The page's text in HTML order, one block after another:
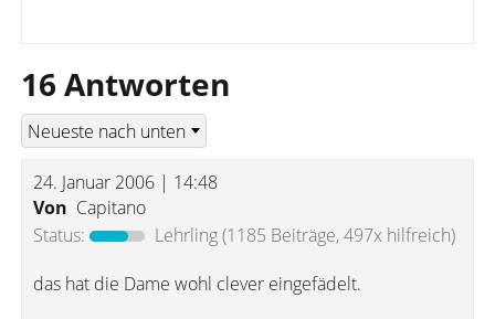
16 Antworten
24. Januar 2006 | 14:48
Von Capitano
Status:
Lehrling(1185 Beiträge, 497x hilfreich)
das hat die Dame wohl clever eingefädelt.